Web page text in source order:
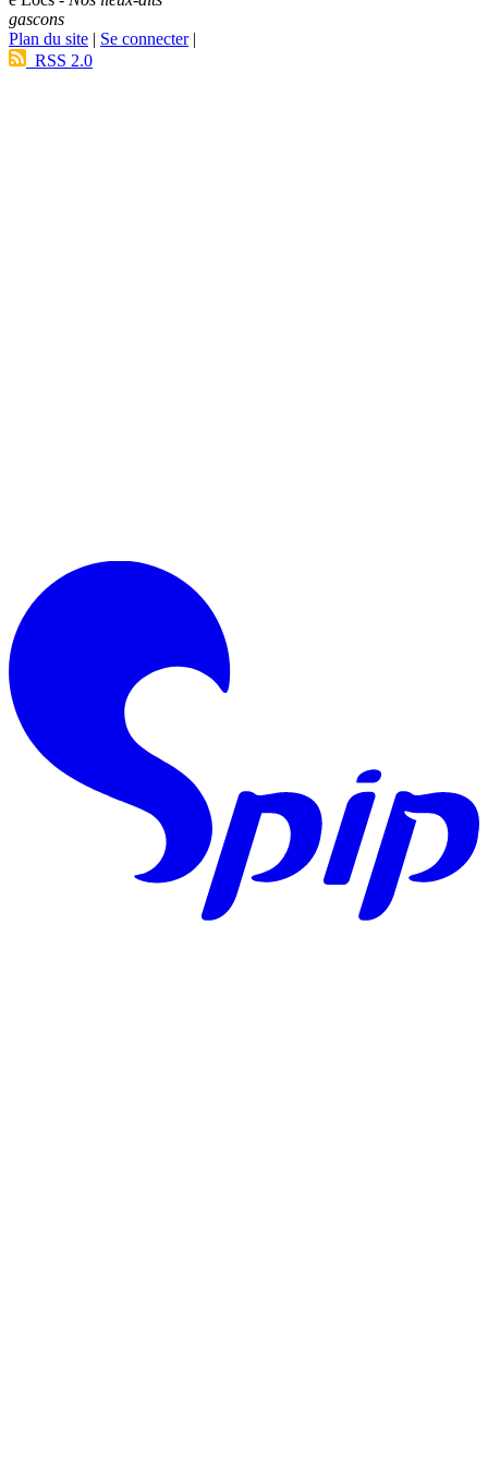
gascons
Plan du site | Se connecter|
RSS 2.0